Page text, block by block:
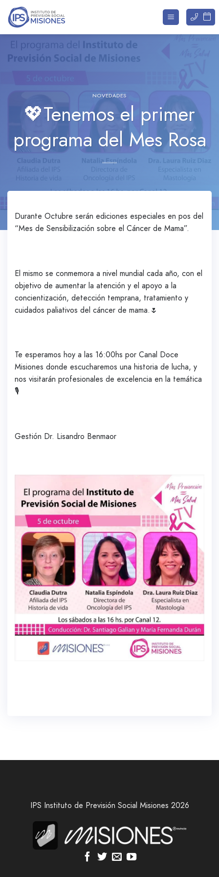
Saltar
contenido
NOVEDADES
💖Tenemos el primer
programa del Mes Rosa
Durante Octubre serán ediciones especiales en pos del
“Mes de Sensibilización sobre el Cáncer de Mama”.
El mismo se conmemora a nivel mundial cada año, con el
objetivo de aumentar la atención y el apoyo a la
concientización, detección temprana, tratamiento y
cuidados paliativos del cáncer de mama.🌷
Te esperamos hoy a las 16:00hs por Canal Doce
Misiones donde escucharemos una historia de lucha, y
nos visitarán profesionales de excelencia en la temática
🎙️
Gestión Dr. Lisandro Benmaor
IPS Instituto de Previsión Social Misiones 2026